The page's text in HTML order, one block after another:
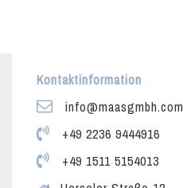
Kontaktinformation
info@maasgmbh.com
+49 2236 9444916
+49 1511 5154013